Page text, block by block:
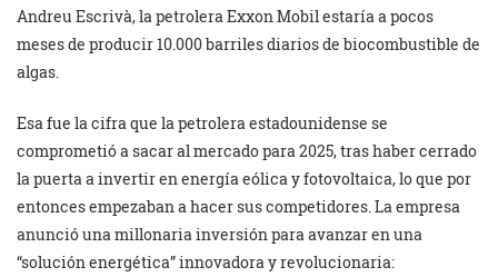
Andreu Escrivà, la petrolera Exxon Mobil estaría a pocos
meses de producir 10.000 barriles diarios de biocombustible de
algas.
Esa fue la cifra que la petrolera estadounidense se
comprometió a sacar al mercado para 2025, tras haber cerrado
la puerta a invertir en energía eólica y fotovoltaica, lo que por
entonces empezaban a hacer sus competidores. La empresa
anunció una millonaria inversión para avanzar en una
“solución energética” innovadora y revolucionaria: